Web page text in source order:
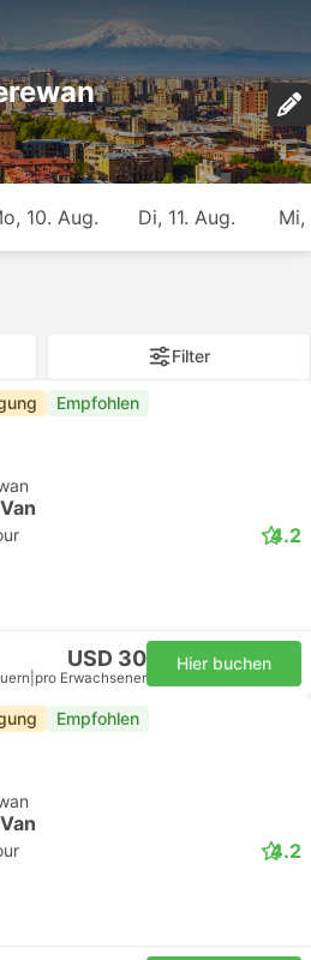
10. Aug. Di, 11. Aug. Mi,
Filter
Empfohlen
4.2
USD 30
pro Erwachsener
Hier buchen
Empfohlen
4.2